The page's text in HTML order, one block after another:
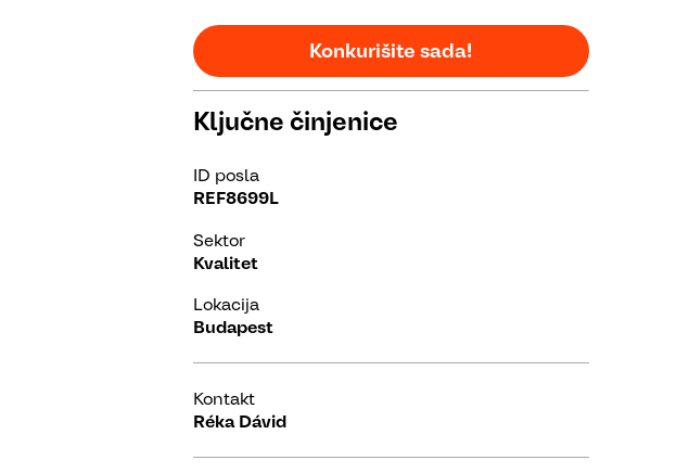
Ključne činjenice
ID posla
REF8699L
Sektor
Kvalitet
Lokacija
Budapest
Kontakt
Réka Dávid
Konkurišite sada!